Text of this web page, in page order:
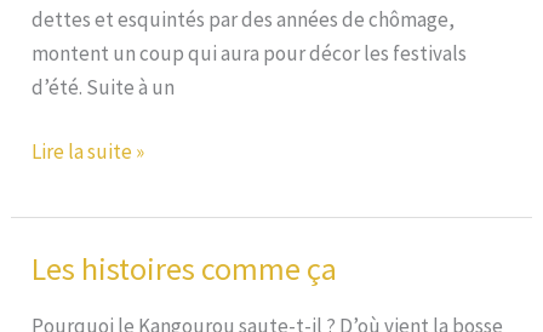
dettes et esquintés par des années de chômage,
montent un coup qui aura pour décor les festivals
d’été. Suite à un
Whaou
Farce
en
rue
à
Lire la suite »
Les histoires comme ça
Pourquoi le Kangourou saute-t-il ? D’où vient la bosse